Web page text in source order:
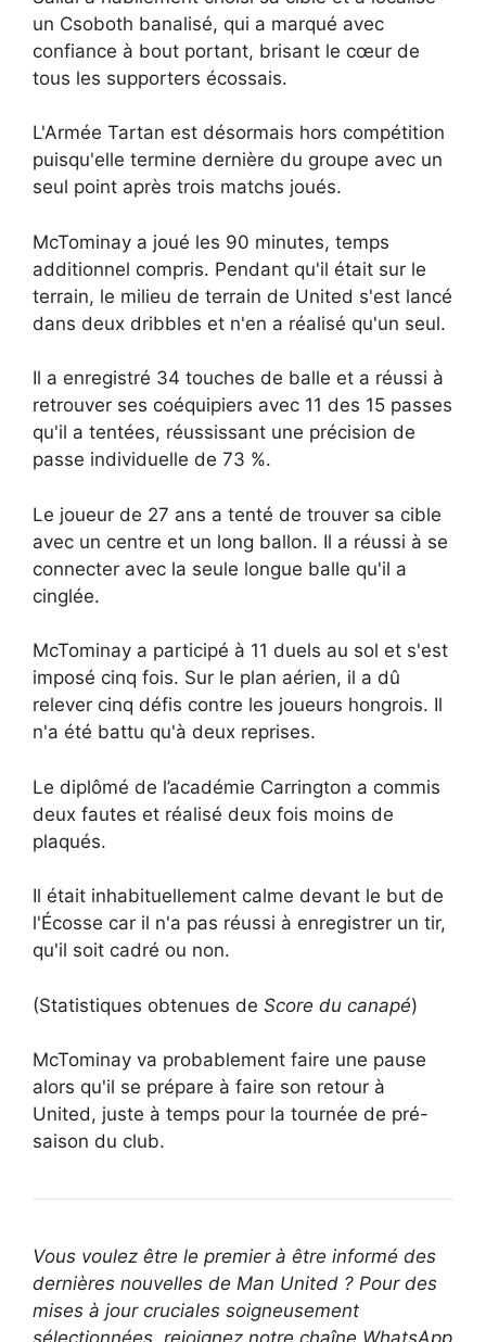
un Csoboth banalisé, qui a marqué avec
confiance à bout portant, brisant le cœur de
tous les supporters écossais.
L'Armée Tartan est désormais hors compétition
puisqu'elle termine dernière du groupe avec un
seul point après trois matchs joués.
McTominay a joué les 90 minutes, temps
additionnel compris. Pendant qu'il était sur le
terrain, le milieu de terrain de United s'est lancé
dans deux dribbles et n'en a réalisé qu'un seul.
Il a enregistré 34 touches de balle et a réussi à
retrouver ses coéquipiers avec 11 des 15 passes
qu'il a tentées, réussissant une précision de
passe individuelle de 73 %.
Le joueur de 27 ans a tenté de trouver sa cible
avec un centre et un long ballon. Il a réussi à se
connecter avec la seule longue balle qu'il a
cinglée.
McTominay a participé à 11 duels au sol et s'est
imposé cinq fois. Sur le plan aérien, il a dû
relever cinq défis contre les joueurs hongrois. Il
n'a été battu qu'à deux reprises.
Le diplômé de l’académie Carrington a commis
deux fautes et réalisé deux fois moins de
plaqués.
Il était inhabituellement calme devant le but de
l'Écosse car il n'a pas réussi à enregistrer un tir,
qu'il soit cadré ou non.
(Statistiques obtenues de Score du canapé)
McTominay va probablement faire une pause
alors qu'il se prépare à faire son retour à
United, juste à temps pour la tournée de pré-
saison du club.
Vous voulez être le premier à être informé des
dernières nouvelles de Man United ? Pour des
mises à jour cruciales soigneusement